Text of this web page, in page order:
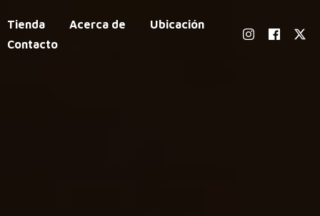
Tienda Acerca de
Ubicación
Contacto